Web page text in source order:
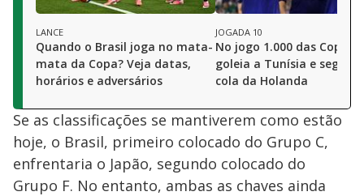
LANCE
Quando o Brasil joga no mata-
mata da Copa? Veja datas,
horários e adversários
JOGADA 10
No jogo 1.000 das Copas,
goleia a Tunísia e segue
cola da Holanda
Se as classificações se mantiverem como estão
hoje, o Brasil, primeiro colocado do Grupo C,
enfrentaria o Japão, segundo colocado do
Grupo F. No entanto, ambas as chaves ainda